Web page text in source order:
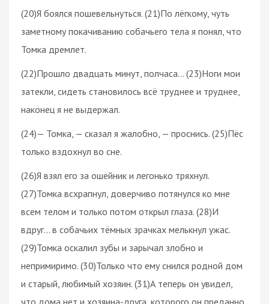
(20)Я боялся пошевельнуться. (21)По лёгкому, чуть
заметному покачиванию собачьего тела я понял, что
Томка дремлет.
(22)Прошло двадцать минут, полчаса… (23)Ноги мои
затекли, сидеть становилось всё труднее и труднее,
наконец я не выдержал.
(24)— Томка, — сказал я жалобно, — проснись. (25)Пёс
только вздохнул во сне.
(26)Я взял его за ошейник и легонько тряхнул.
(27)Томка всхрапнул, доверчиво потянулся ко мне
всем телом и только потом открыл глаза. (28)И
вдруг... в собачьих тёмных зрачках мелькнул ужас.
(29)Томка оскалил зубы и зарычал злобно и
непримиримо. (30)Только что ему снился родной дом
и старый, любимый хозяин. (31)А теперь он увидел,
что дома нет и хозяина-друга, которого он преданно